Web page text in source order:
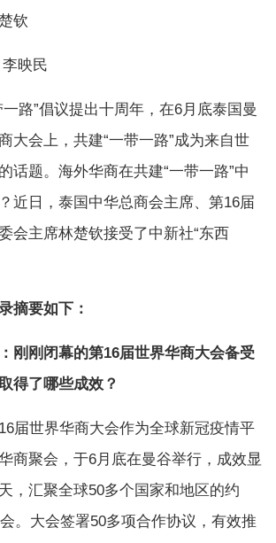
钦
映民
”倡议提出十周年，在6月底泰国曼
大会上，共建“一带一路”成为来自世
话题。海外华商在共建“一带一路”中
近日，泰国中华总商会主席、第16届
会主席林楚钦接受了中新社“东西
摘要如下：
刚刚闭幕的第16届世界华商大会备受
得了哪些成效？
世界华商大会作为全球新冠疫情平
商聚会，于6月底在曼谷举行，成效显
，汇聚全球50多个国家和地区的约
。大会签署50多项合作协议，有效推